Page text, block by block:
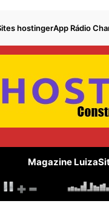
hostingerApp Rádio
Magazine Luiza